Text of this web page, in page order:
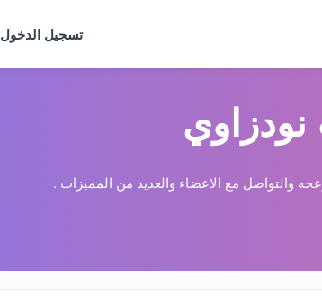
تسجيل الدخول
والتواصل مع الاعضاء والعديد من المميزات .